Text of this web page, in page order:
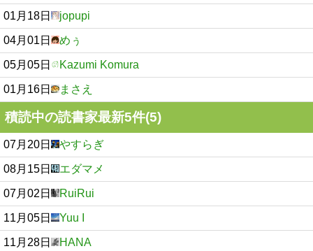
01月18日 jopupi
04月01日 めぅ
05月05日 Kazumi Komura
01月16日 まさえ
積読中の読書家最新5件(5)
07月20日 やすらぎ
08月15日 エダマメ
07月02日 RuiRui
11月05日 Yuu I
11月28日 HANA